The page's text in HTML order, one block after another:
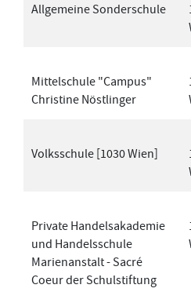
Allgemeine Sonderschule
Mittelschule "Campus"
Christine Nöstlinger
Volksschule [1030 Wien]
Private Handelsakademie
und Handelsschule
Marienanstalt - Sacré
Coeur der Schulstiftung